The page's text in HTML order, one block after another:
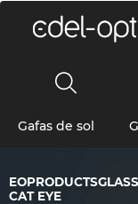
Gafas de sol
CAT EYE